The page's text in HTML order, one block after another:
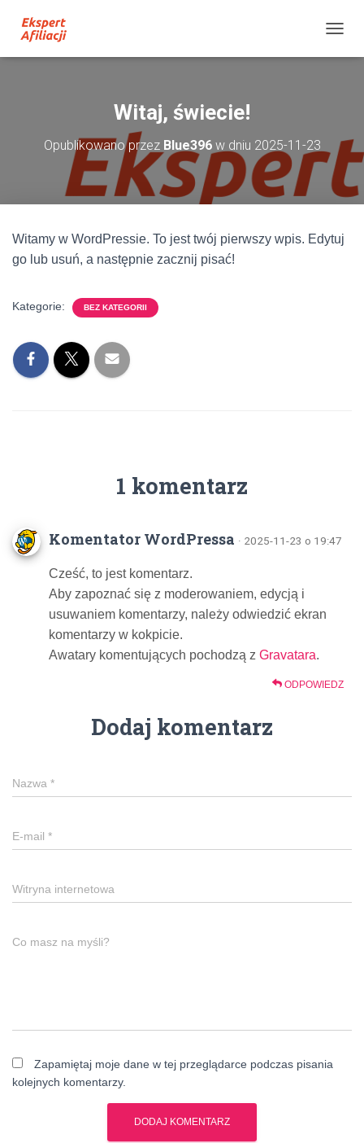
R
Z
N
W
A
Witaj, świecie!
Opublikowano przez Blue396w dniu 2025-11-23
Witamy w WordPressie. To jest twój pierwszy wpis. Edytuj
go lub usuń, a następnie zacznij pisać!
Kategorie: BEZ KATEGORII
1 komentarz
Komentator WordPressa · 2025-11-23 o 19:47
Cześć, to jest komentarz.
Aby zapoznać się z moderowaniem, edycją i
usuwaniem komentarzy, należy odwiedzić ekran
komentarzy w kokpicie.
Awatary komentujących pochodzą z Gravatara.
ODPOWIEDZ
Dodaj komentarz
Nazwa *
E-mail *
Witryna internetowa
Co masz na myśli?
Zapamiętaj moje dane w tej przeglądarce podczas pisania
kolejnych komentarzy.